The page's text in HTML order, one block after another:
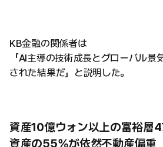
KB金融の関係者は
「AI主導の技術成長とグローバル景
された結果だ」と説明した。
資産10億ウォン以上の富裕層
資産の55%が依然不動産偏重